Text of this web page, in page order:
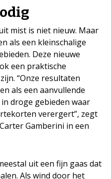
mist is niet nieuw. Maar
als een kleinschalige
Deze nieuwe
een praktische
“Onze resultaten
als een aanvullende
droge gebieden waar
verergert”, zegt
Gamberini in een
uit een fijn gaas dat
Als wind door het